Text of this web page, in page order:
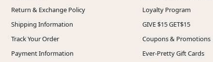
Return & Exchange Policy
Shipping Information
Track Your Order
Payment Information
Loyalty Program
GIVE $15 GET$15
Coupons & Promotions
Ever-Pretty Gift Cards